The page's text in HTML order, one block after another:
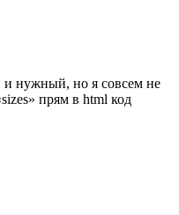
и нужный, но я совсем не
прям в html код